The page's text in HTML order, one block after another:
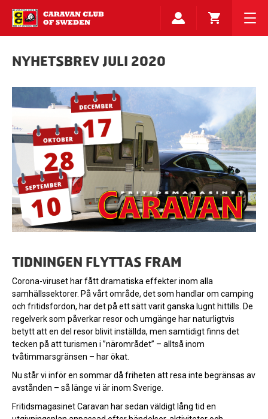
NYHETSBREV JULI 2020
TIDNINGEN FLYTTAS FRAM
Corona-viruset har fått dramatiska effekter inom alla
samhällssektorer. På vårt område, det som handlar om camping
och fritidsfordon, har det på ett sätt varit ganska lugnt hittills. De
regelverk som påverkar resor och umgänge har naturligtvis
betytt att en del resor blivit inställda, men samtidigt finns det
tecken på att turismen i ”närområdet” – alltså inom
tvåtimmarsgränsen – har ökat.
Nu står vi inför en sommar då friheten att resa inte begränsas av
avstånden – så länge vi är inom Sverige.
Fritidsmagasinet Caravan har sedan väldigt lång tid en